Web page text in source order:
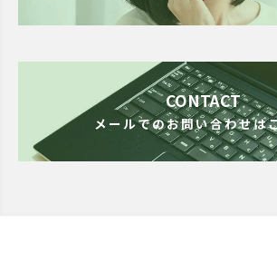
CONTACT
メールでのお問い合わせは